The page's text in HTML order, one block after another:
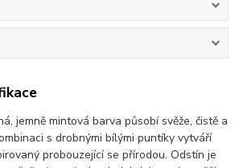
jemně mintová barva působí svěže, čistě a
s drobnými bílými puntíky vytváří
probouzející se přírodou. Odstín je